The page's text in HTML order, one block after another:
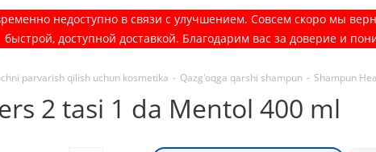
недоступно в связи с улучшением. Совсем скоро мы
быстрой, доступной доставкой. Благодарим вас за доверие и
parvarish qilish uchun kosmetika - Qazg'oqga qarshi shampun - Shampun
2 tasi 1 da Mentol 400 ml